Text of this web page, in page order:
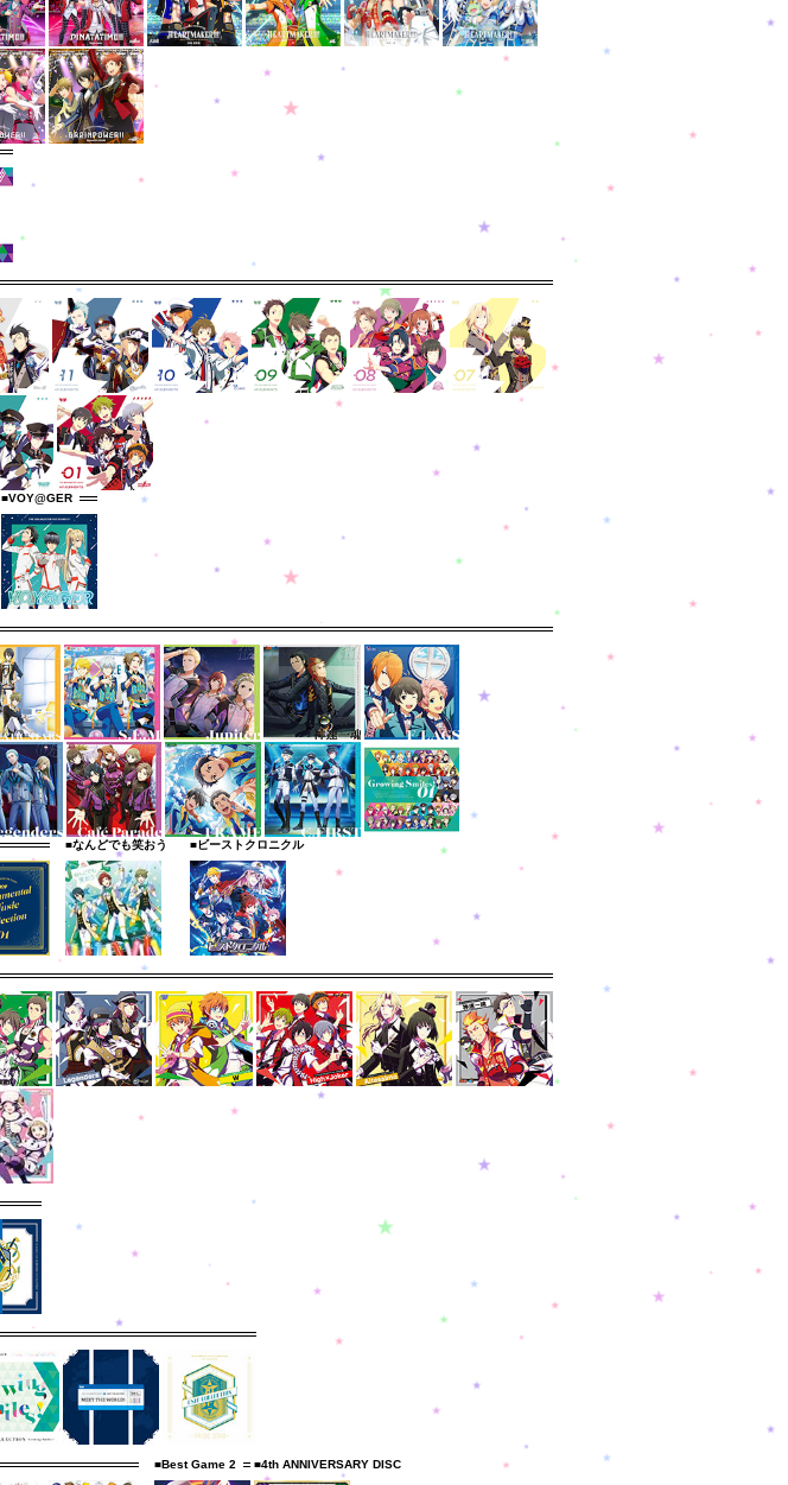
■VOY@GER
■なんどでも笑おう ■ビーストクロニクル
■Best Game 2 ■4th ANNIVERSARY DISC